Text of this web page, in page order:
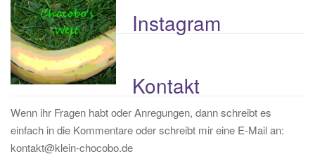
Instagram
Kontakt
Wenn ihr Fragen habt oder Anregungen, dann schreibt es
einfach in die Kommentare oder schreibt mir eine E-Mail an:
kontakt@klein-chocobo.de